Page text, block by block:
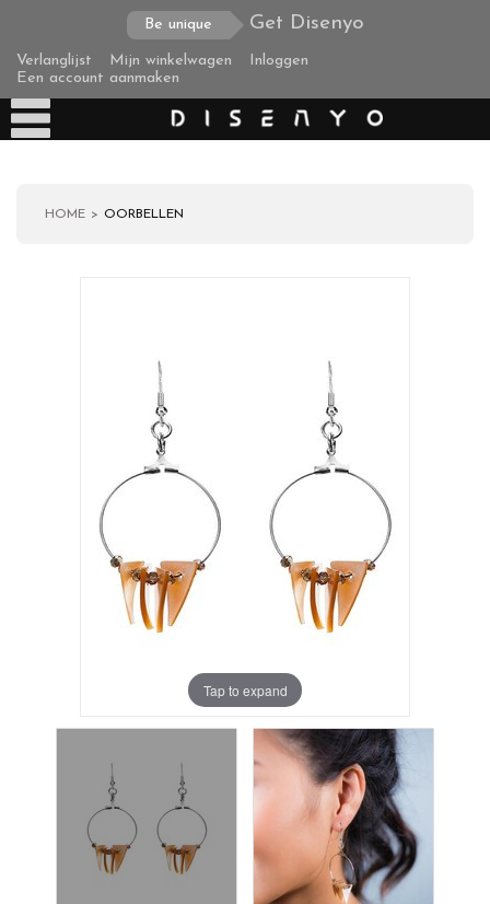
Be unique Get Disenyo
Verlanglijst Mijn winkelwagen
Inloggen
Een account aanmaken
HOME OORBELLEN
Tap to expand